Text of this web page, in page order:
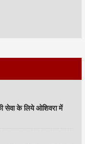
सेवा के लिये ओशिवरा में